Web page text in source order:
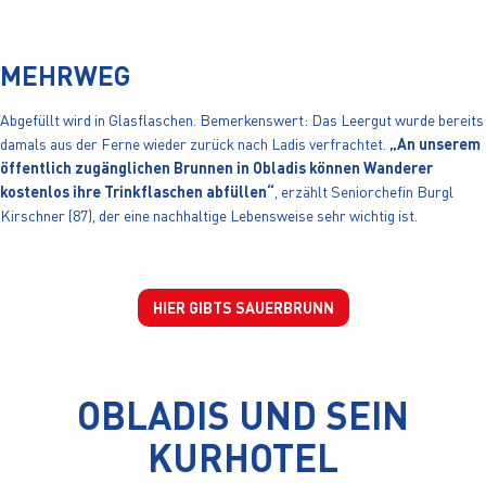
MEHRWEG
Abgefüllt wird in Glasflaschen. Bemerkenswert: Das Leergut wurde bereits
damals aus der Ferne wieder zurück nach Ladis verfrachtet. „An unserem
öffentlich zugänglichen Brunnen in Obladis können Wanderer
kostenlos ihre Trinkflaschen abfüllen“ , erzählt Seniorchefin Burgl
Kirschner (87), der eine nachhaltige Lebensweise sehr wichtig ist.
HIER GIBTS SAUERBRUNN
OBLADIS UND SEIN
KURHOTEL